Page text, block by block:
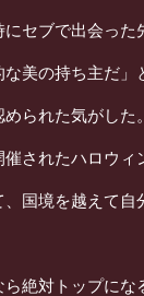
セブで出会った
な美の持ち主だ
られた気がした。
催されたハロウィ
国境を越えて自
ら絶対トップにな